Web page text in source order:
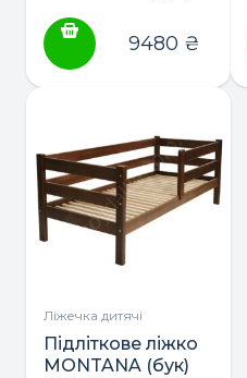
Гойдалка 9480 ₴
Ліжечка дитячі
Підліткове ліжко
MONTANA (бук)